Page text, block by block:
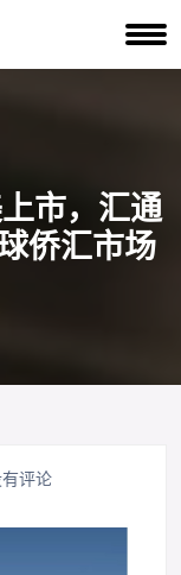
市，汇通
侨汇市场
评论